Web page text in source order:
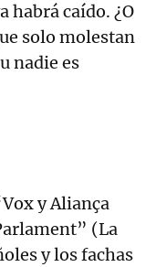
habrá caído. ¿O
solo molestan
nadie es
y Aliança
(La
y los fachas